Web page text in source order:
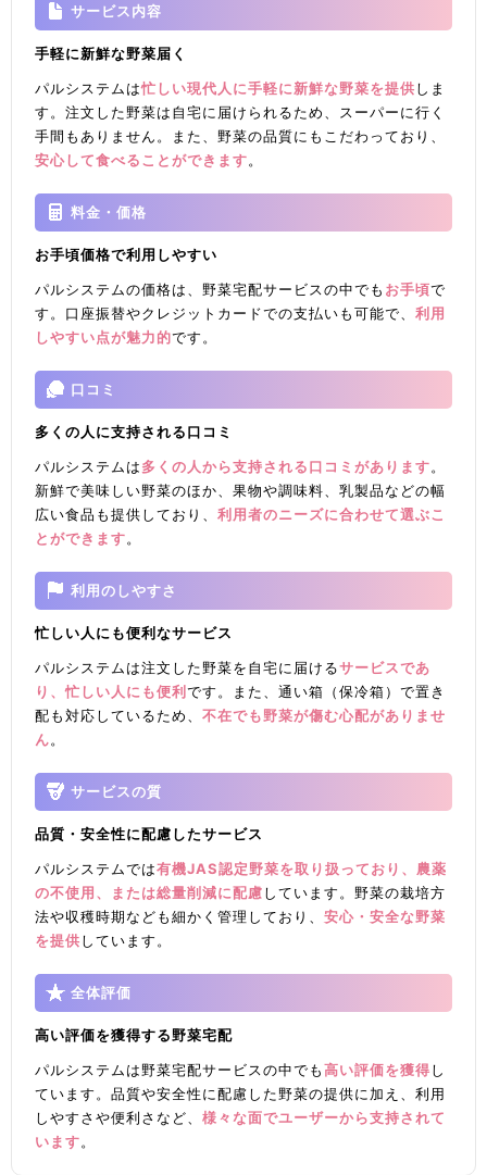
サービス内容
手軽に新鮮な野菜届く
パルシステムは忙しい現代人に手軽に新鮮な野菜を提供しま
す。注文した野菜は自宅に届けられるため、スーパーに行く
手間もありません。また、野菜の品質にもこだわっており、
安心して食べることができます。
料金・価格
お手頃価格で利用しやすい
パルシステムの価格は、野菜宅配サービスの中でも お手頃で
す。口座振替やクレジットカードでの支払いも可能で、利用
しやすい点が魅力的です。
口コミ
多くの人に支持される口コミ
パルシステムは多くの人から支持される口コミがあります。
新鮮で美味しい野菜のほか、果物や調味料、乳製品などの幅
広い食品も提供しており、利用者のニーズに合わせて選ぶこ
とができます。
利用のしやすさ
忙しい人にも便利なサービス
パルシステムは注文した野菜を自宅に届けるサービスであ
り、忙しい人にも便利です。また、通い箱（保冷箱）で置き
配も対応しているため、不在でも野菜が傷む心配がありませ
ん。
サービスの質
品質・安全性に配慮したサービス
パルシステムでは有機JAS認定野菜を取り扱っており、農薬
の不使用、または総量削減に配慮しています。野菜の栽培方
法や収穫時期なども細かく管理しており、安心・安全な野菜
を提供しています。
全体評価
高い評価を獲得する野菜宅配
パルシステムは野菜宅配サービスの中でも高い評価を獲得し
ています。品質や安全性に配慮した野菜の提供に加え、利用
しやすさや便利さなど、様々な面でユーザーから支持されて
います。